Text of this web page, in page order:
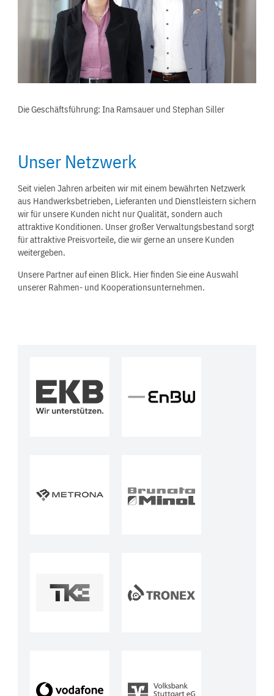
Die Geschäftsführung: Ina Ramsauer und Stephan Siller
Unser Netzwerk
Seit vielen Jahren arbeiten wir mit einem bewährten Netzwerk
aus Handwerksbetrieben, Lieferanten und Dienstleistern sichern
wir für unsere Kunden nicht nur Qualität, sondern auch
attraktive Konditionen. Unser großer Verwaltungsbestand sorgt
für attraktive Preisvorteile, die wir gerne an unsere Kunden
weitergeben.
Unsere Partner auf einen Blick. Hier finden Sie eine Auswahl
unserer Rahmen- und Kooperationsunternehmen.